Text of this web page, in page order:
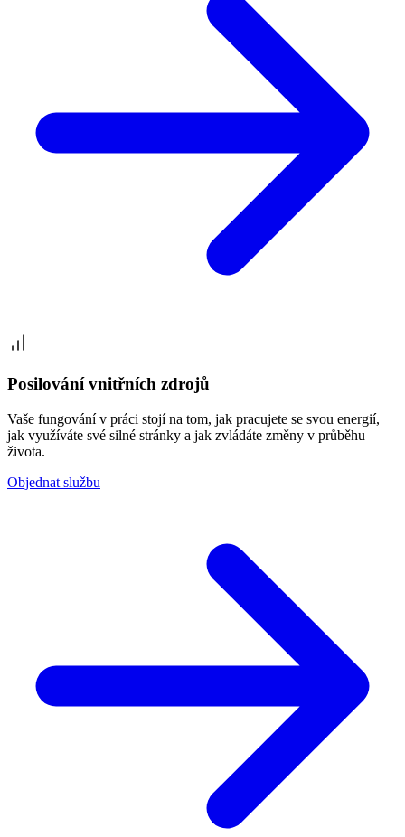
Posilování vnitřních zdrojů
Vaše fungování v práci stojí na tom, jak pracujete se svou energií,
jak využíváte své silné stránky a jak zvládáte změny v průběhu
života.
Objednat službu